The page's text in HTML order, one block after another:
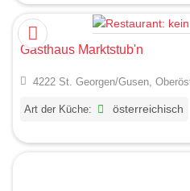
Gasthaus Marktstub'n
4222 St. Georgen/Gusen,
Art der Küche: österreichisch